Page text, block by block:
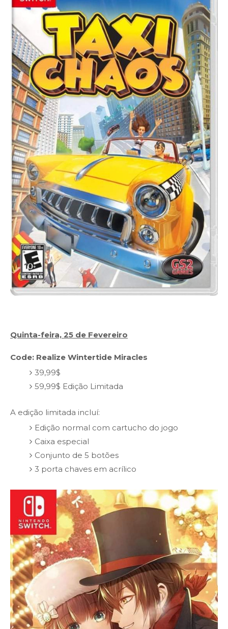
Quinta-feira, 25 de Fevereiro
Code: Realize Wintertide Miracles
39,99$
59,99$ Edição Limitada
A edição limitada incluí:
Edição normal com cartucho do jogo
Caixa especial
Conjunto de 5 botões
3 porta chaves em acrílico